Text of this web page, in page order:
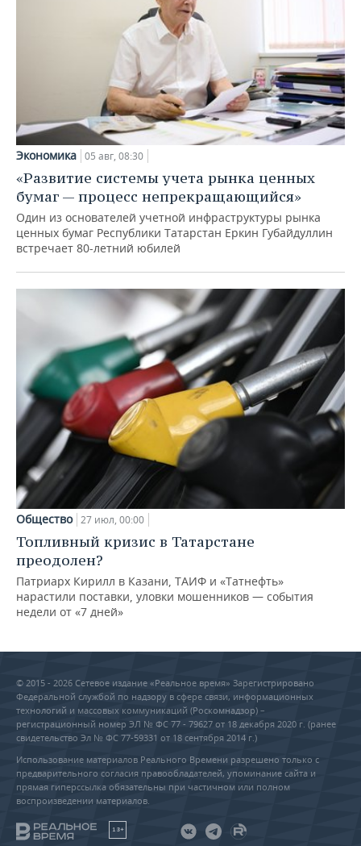
Экономика 05 авг, 08:30
«Развитие системы учета рынка ценных
бумаг — процесс непрекращающийся»
Один из основателей учетной инфраструктуры рынка
ценных бумаг Республики Татарстан Еркин Губайдуллин
встречает 80-летний юбилей
Общество 27 июл, 00:00
Топливный кризис в Татарстане
преодолен?
Патриарх Кирилл в Казани, ТАИФ и «Татнефть»
нарастили поставки, уловки мошенников — события
недели от «7 дней»
© 2015 - 2026 Сетевое издание «Реальное время» Зарегистрировано
Федеральной службой по надзору в сфере связи, информационных
технологий и массовых коммуникаций (Роскомнадзор) –
регистрационный номер ЭЛ № ФС 77 - 79627 от 18 декабря 2020 г. (ранее
свидетельство Эл № ФС 77-59331 от 18 сентября 2014 г.)
Использование материалов Реального Времени разрешено только с
предварительного согласия правообладателей, упоминание сайта и
прямая гиперссылка обязательны при частичном или полном
воспроизведении материалов.
18+